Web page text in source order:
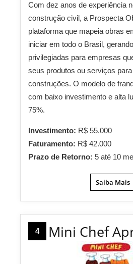
Com dez anos de experiência
construção civil, a Prospecta
plataforma que mapeia obras
iniciar em todo o Brasil,
privilegiadas para empresas
seus produtos ou serviços
construções. O modelo de
com baixo investimento e alta
75%.
Investimento: R$ 55.000
Faturamento: R$ 42.000
Prazo de Retorno: 5 até 10
Saiba Mais
4 Mini Chef